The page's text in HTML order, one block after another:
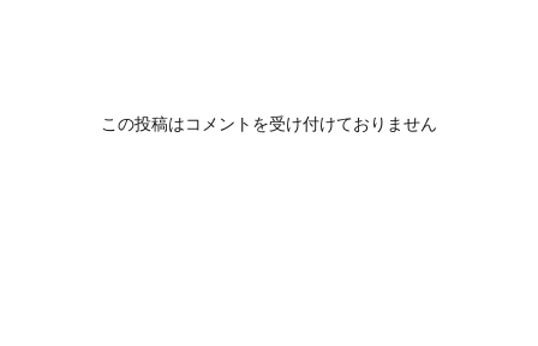
この投稿はコメントを受け付けておりません